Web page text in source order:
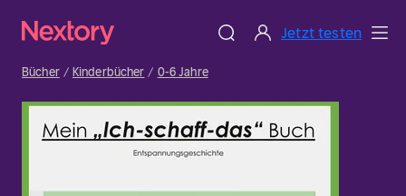
Jetzt testen
Bücher Kinderbücher 0-6 Jahre